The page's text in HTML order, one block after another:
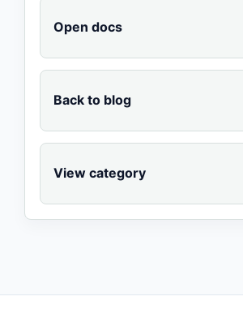
Open docs
Back to blog
View category